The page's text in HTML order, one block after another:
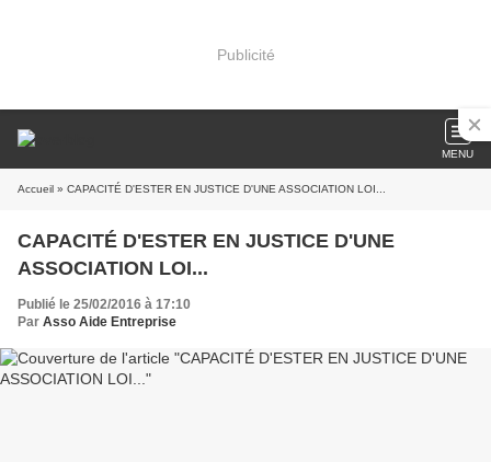
Publicité
MENU
Accueil » CAPACITÉ D'ESTER EN JUSTICE D'UNE ASSOCIATION LOI...
CAPACITÉ D'ESTER EN JUSTICE D'UNE
ASSOCIATION LOI...
Publié le 25/02/2016 à 17:10
Par Asso Aide Entreprise